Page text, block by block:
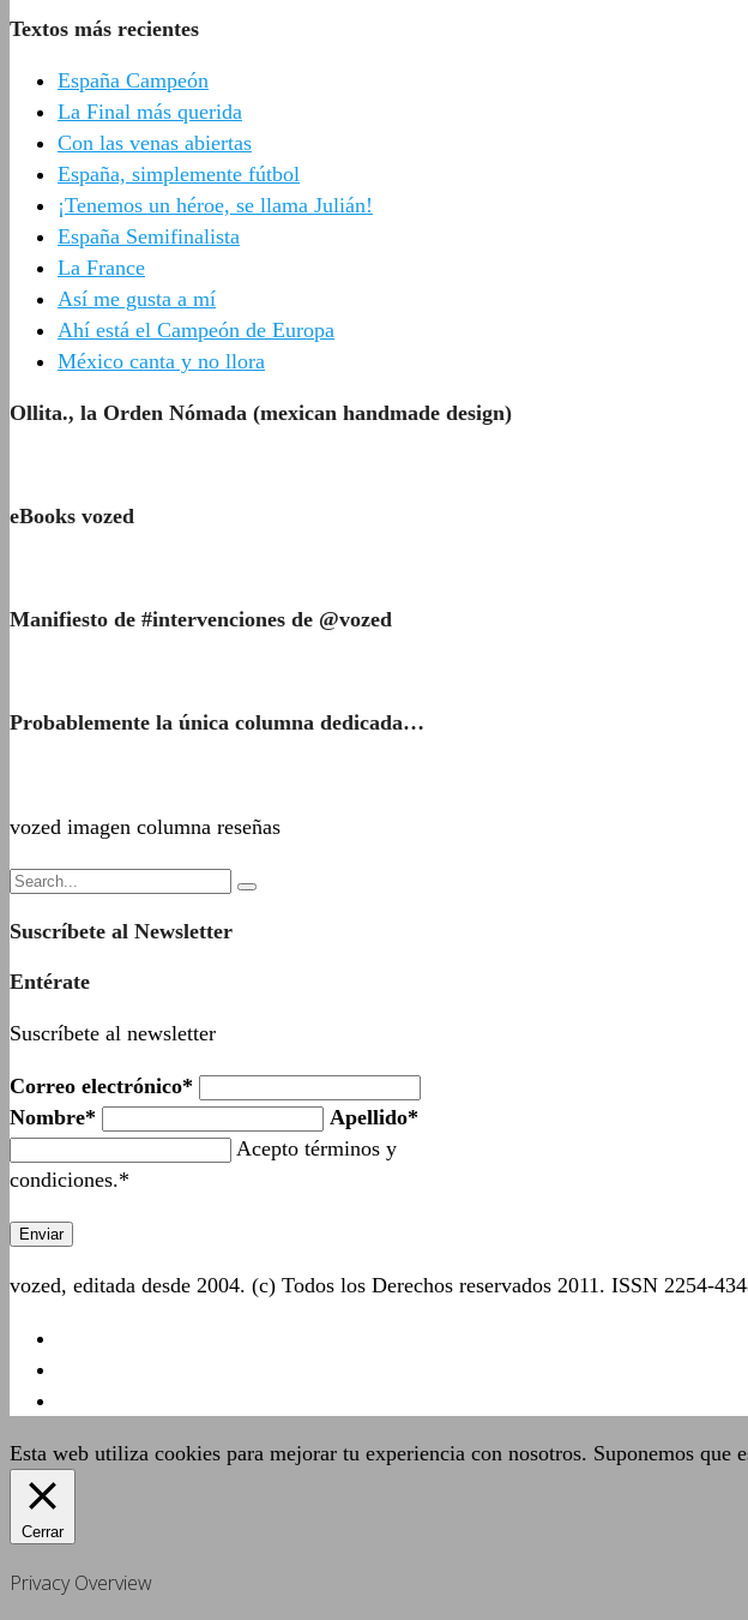
Textos más recientes
España Campeón
La Final más querida
Con las venas abiertas
España, simplemente fútbol
¡Tenemos un héroe, se llama Julián!
España Semifinalista
La France
Así me gusta a mí
Ahí está el Campeón de Europa
México canta y no llora
Ollita., la Orden Nómada (mexican handmade design)
eBooks vozed
Manifiesto de #intervenciones de @vozed
Probablemente la única columna dedicada…
vozed imagen columna reseñas
Suscríbete al Newsletter
Entérate
Suscríbete al newsletter
Correo electrónico*
Nombre*
Apellido*
Acepto términos y
condiciones.*
vozed, editada desde 2004. (c) Todos los Derechos reservados 2011. ISSN 2254-
Esta web utiliza cookies para mejorar tu experiencia con nosotros. Suponemos que
Cerrar
Privacy Overview